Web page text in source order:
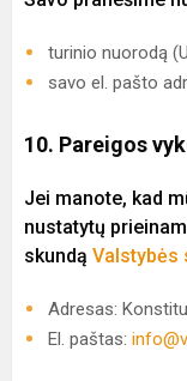
turinio nuorodą
savo el. pašto
10. Pareigos
Jei manote, kad
nustatytų
skundą Valstybės
Adresas:
El. paštas: